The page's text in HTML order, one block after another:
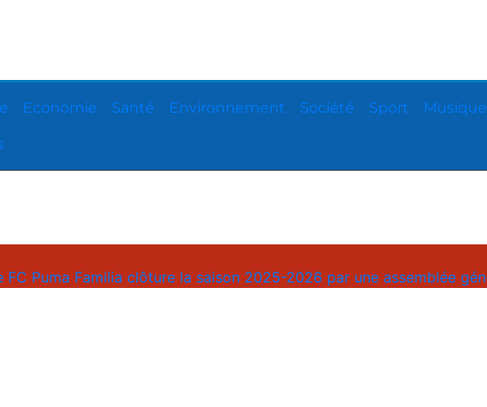
Economie Santé Environnement Société Sport Musique
clôture la saison 2025-2026 par une assemblée générale ordinaire.